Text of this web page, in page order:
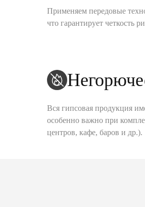
Применяем передовые
что гарантирует четкость
Вся гипсовая продукция
особенно важно при
центров, кафе, баров и др.).